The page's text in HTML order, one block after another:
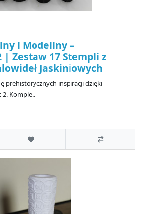
i Modeliny –
| Zestaw 17 Stempli z
Jaskiniowych
prehistorycznych inspiracji dzięki
2. Komple..